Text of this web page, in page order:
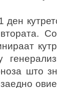
ден
што